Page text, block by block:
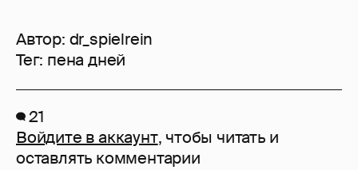
Автор: dr_spielrein
Тег: пена дней
21
Войдите в аккаунт, чтобы читать и
оставлять комментарии